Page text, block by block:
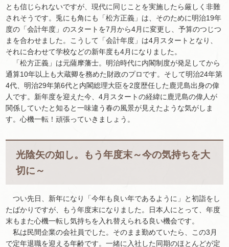
とも信じられないですが、現代に同じことを実施したら厳しく非難
されそうです。兎にも角にも「松方正義」は、そのために明治19年
度の「会計年度」のスタートを7月から4月に変更し、予算のつじつ
まを合わせました。こうして「会計年度」は4月スタートとなり、
それに合わせて学校などの新年度も4月になりました。
「松方正義」は元薩摩藩士。明治時代に内閣制度が発足してから
通算10年以上も大蔵卿を務めた財政のプロです。そして明治24年第
4代、明治29年第6代と内閣総理大臣を2度歴任した鹿児島出身の偉
人です。新年度を迎えた今、4月スタートの経緯に鹿児島の偉人が
関係していたと知ると一味違う春の風景が見えたような気がしま
す。心機一転！頑張っていきましょう。
光陰矢の如し。もう年度末～今の気持ちを大
切に～
つい先日、新年になり「今年も良い年であるように」と初詣をし
たばかりですが、もう年度末になりました。日本人にとって、年度
末もまた心機一転し気持ちを入れ替えられる良い機会です。
私は民間企業の会社員でした。そのまま勤めていたら、この3月
で定年退職を迎える年齢です。一緒に入社した同期のほとんどが定